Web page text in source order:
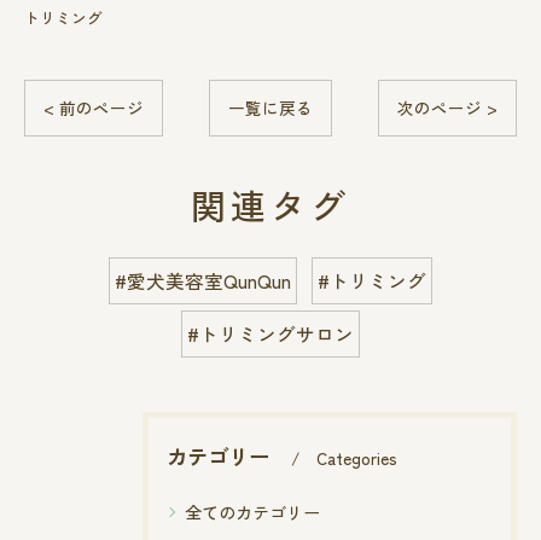
トリミング
< 前のページ 一覧に戻る 次のページ >
関連タグ
#愛犬美容室QunQun
#トリミング
#トリミングサロン
カテゴリー Categories
全てのカテゴリー